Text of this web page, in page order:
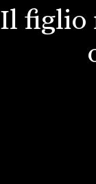
Il figlio